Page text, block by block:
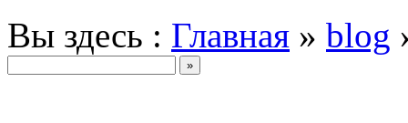
Вы здесь : Главная » blog